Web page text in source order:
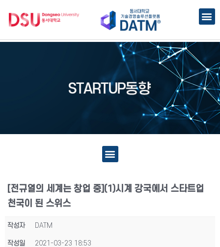
[전규열의 세계는 창업 중](1)시계 강국에서 스타트업
천국이 된 스위스
작성자 DATM
작성일 2021-03-23 18:53